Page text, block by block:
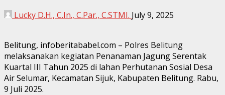
Lucky D.H., C.In., C.Par., C.STMI. July 9, 2025
Belitung, infoberitababel.com – Polres Belitung
melaksanakan kegiatan Penanaman Jagung Serentak
Kuartal III Tahun 2025 di lahan Perhutanan Sosial Desa
Air Selumar, Kecamatan Sijuk, Kabupaten Belitung. Rabu,
9 Juli 2025.